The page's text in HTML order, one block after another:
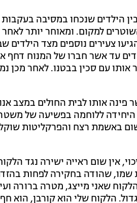
הילדים שנכחו במסיבה
למקום. ומאוחר יותר לאחר
צעירים נוספים מצד הילדים
עד אשר חברו של המנוח דחף
עם סכין בבטנו. לאחר מכן
אותו לבית החולים במצב
היחידה ללוחמה בפשיעה של
באשמת רצח והפרקליטות
אין שום ראייה ישירה נגד
שמו, שהודה בחקירה לפחות
שאני מייצג, מטרה ברורה
הלקוח שלי הוא קורבן, הוא